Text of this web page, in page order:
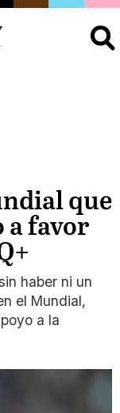
que
a favor
haber ni un
el Mundial,
a la